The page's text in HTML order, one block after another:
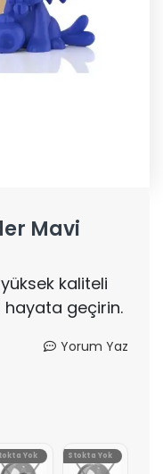
Mavi
kaliteli
hayata geçirin.
Yorum Yaz
Yok Stokta Yok